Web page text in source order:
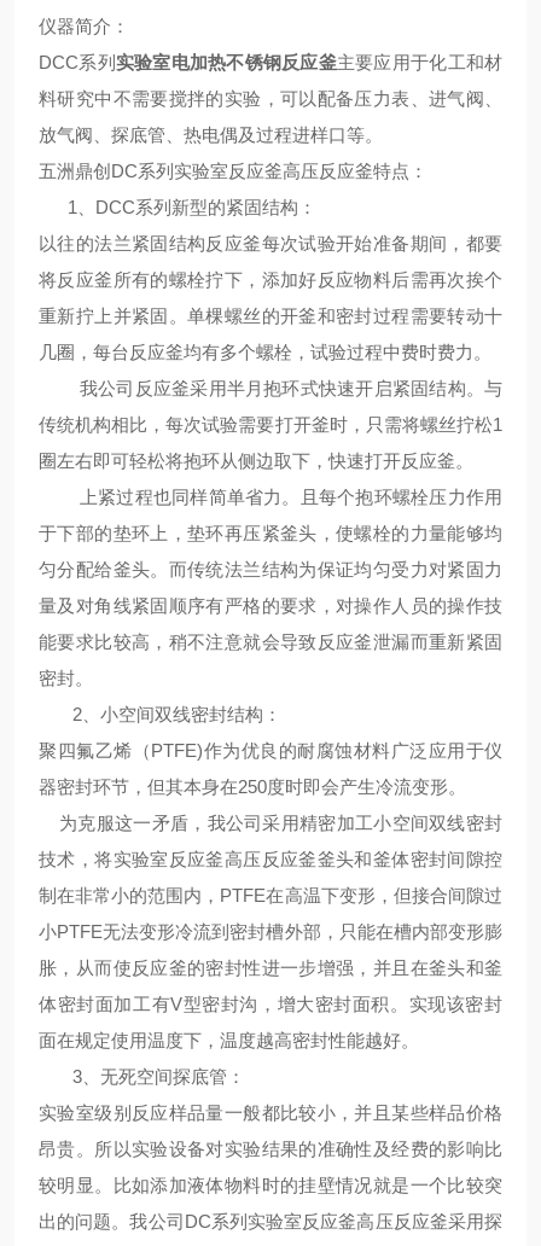
仪器简介 ：
DCC系列 实验室电加热不锈钢反应釜主要应用于化工和材
料研究中不需要搅拌的实验，可以配备压力表、进气阀、
放气阀、探底管、热电偶及过程进样口等。
五洲鼎创DC系列 实验室反应釜高压反应釜特点 ：
1、 DCC系列 新型的紧固结构：
以往的法兰紧固结构反应釜每次试验开始准备期间，都要
将反应釜所有的螺栓拧下，添加好反应物料后需再次挨个
重新拧上并紧固。单棵螺丝的开釜和密封过程需要转动十
几圈，每台反应釜均有多个螺栓，试验过程中费时费力。
我公司反应釜采用半月抱环式快速开启紧固结构。与
传统机构相比，每次试验需要打开釜时，只需将螺丝拧松1
圈左右即可轻松将抱环从侧边取下，快速打开反应釜。
上紧过程也同样简单省力。且每个抱环螺栓压力作用
于下部的垫环上，垫环再压紧釜头，使螺栓的力量能够均
匀分配给釜头。而传统法兰结构为保证均匀受力对紧固力
量及对角线紧固顺序有严格的要求，对操作人员的操作技
能要求比较高，稍不注意就会导致反应釜泄漏而重新紧固
密封。
2、 小空间双线密封结构 ：
聚四氟乙烯（PTFE)作为优良的耐腐蚀材料广泛应用于仪
器密封环节，但其本身在250度时即会产生冷流变形。
为克服这一矛盾，我公司采用精密加工小空间双线密封
技术，将实验室反应釜高压反应釜釜头和釜体密封间隙控
制在非常小的范围内，PTFE在高温下变形，但接合间隙过
小PTFE无法变形冷流到密封槽外部，只能在槽内部变形膨
胀，从而使反应釜的密封性进一步增强，并且在釜头和釜
体密封面加工有V型密封沟，增大密封面积。实现该密封
面在规定使用温度下，温度越高密封性能越好。
3、 无死空间探底管 ：
实验室级别反应样品量一般都比较小，并且某些样品价格
昂贵。所以实验设备对实验结果的准确性及经费的影响比
较明显。比如添加液体物料时的挂壁情况就是一个比较突
出的问题。我公司DC系列 实验室反应釜高压反应釜采用探